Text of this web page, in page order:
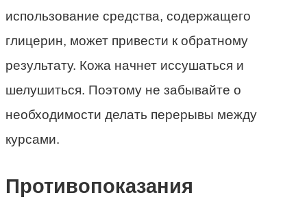
использование средства, содержащего
глицерин, может привести к обратному
результату. Кожа начнет иссушаться и
шелушиться. Поэтому не забывайте о
необходимости делать перерывы между
курсами.
Противопоказания